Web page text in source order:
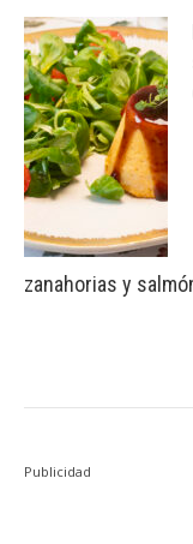
zanahorias y
Publicidad